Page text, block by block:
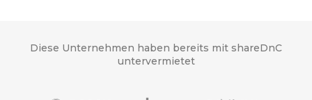
Diese Unternehmen haben bereits mit shareDnC
untervermietet